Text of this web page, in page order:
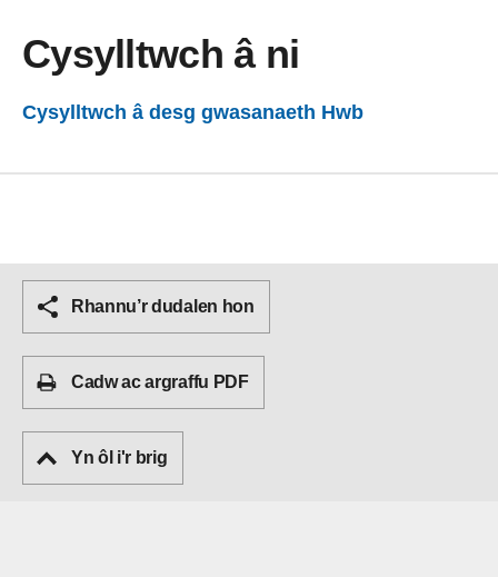
Cysylltwch â ni
Cysylltwch â desg gwasanaeth Hwb
Rhannu’r dudalen hon
Cadw ac argraffu PDF
Yn ôl i'r brig